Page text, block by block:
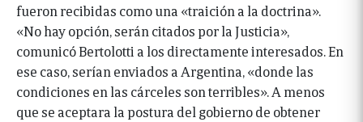
fueron recibidas como una «traición a la doctrina».
«No hay opción, serán citados por la Justicia»,
comunicó Bertolotti a los directamente interesados. En
ese caso, serían enviados a Argentina, «donde las
condiciones en las cárceles son terribles». A menos
que se aceptara la postura del gobierno de obtener